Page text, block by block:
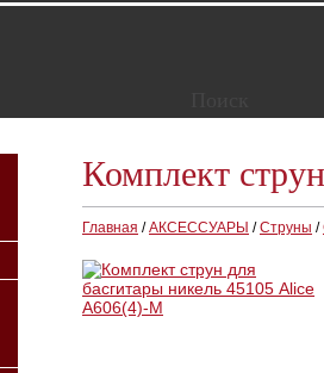
Комплект
Главная /АКСЕССУАРЫ /Струны /